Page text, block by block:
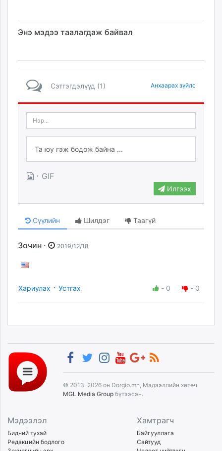
Энэ мэдээ таалагдаж байвал
Сэтгэгдэлүүд (1) Анхаарах зүйлс
· GIF
Илгээх
Сүүлийн Шилдэг Таагүй
Зочин · 2019/12/18
Хариулах · Устгах - 0 - 0
© 2013-2026 он Dorgio.mn, Мэдээллийн хөтөч
MGL Media Group бүтээсэн.
Мэдээлэл
Бидний тухай
Редакцийн бодлого
Хамтрагч
Байгууллага
Сайтууд